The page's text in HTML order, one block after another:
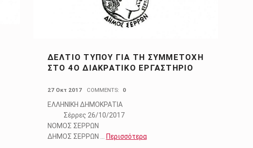
ΔΕΛΤΙΟ ΤΥΠΟΥ ΓΙΑ ΤΗ ΣΥΜΜΕΤΟΧΗ
ΣΤΟ 4Ο ΔΙΑΚΡΑΤΙΚΟ ΕΡΓΑΣΤΗΡΙΟ
27 Οκτ 2017 COMMENTS: 0
ΕΛΛΗΝΙΚΗ ΔΗΜΟΚΡΑΤΙΑ
Σέρρες 26/10/2017
ΝΟΜΟΣ ΣΕΡΡΩΝ
ΔΗΜΟΣ ΣΕΡΡΩΝ … Περισσότερα